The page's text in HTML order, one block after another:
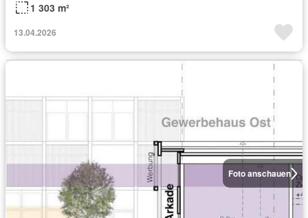
1 303 m²
13.04.2026
Foto anschauen